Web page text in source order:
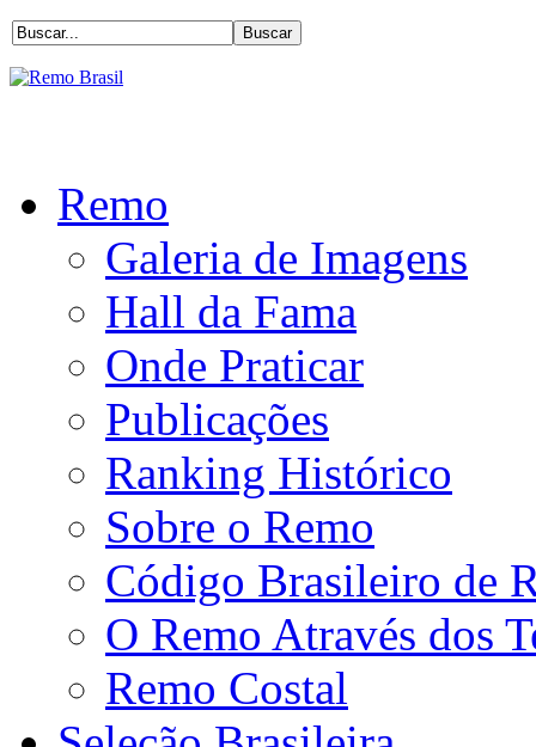
Remo
Galeria de Imagens
Hall da Fama
Onde Praticar
Publicações
Ranking Histórico
Sobre o Remo
Código Brasileiro de
O Remo Através dos
Remo Costal